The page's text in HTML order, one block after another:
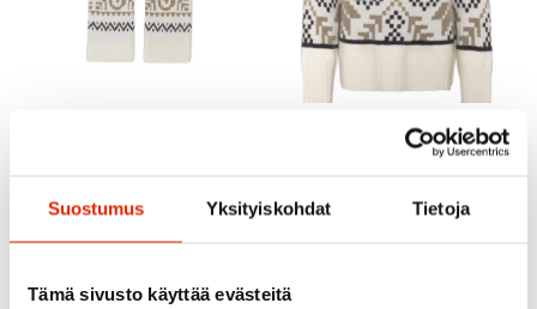
Suostumus Yksityiskohdat Tietoja
Tämä sivusto käyttää evästeitä
Kari Traa
Kari Traa Erin